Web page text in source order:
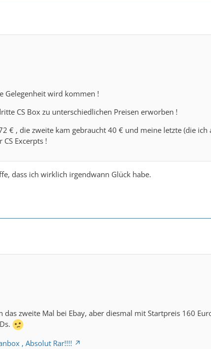
Gelegenheit wird kommen !
CS Box zu unterschiedlichen Preisen erworben !
€ , die zweite kam gebraucht 40 € und meine letzte (die
Excerpts !
dass ich wirklich irgendwann Glück habe.
das zweite Mal bei Ebay, aber diesmal mit Startpreis 160
, Absolut Rar!!!!